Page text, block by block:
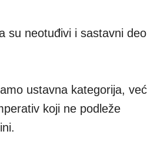
su neotuđivi i sastavni deo
ustavna kategorija, već
koji ne podleže